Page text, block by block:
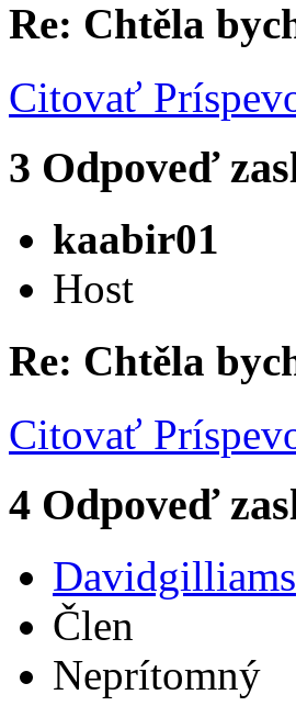
Re: Chtěla
Citovať
3 Odpoveď
kaabir01
Host
Re: Chtěla
Citovať
4 Odpoveď
Davidgilliams
Člen
Neprítomný